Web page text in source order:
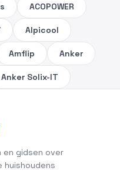
ACOPOWER
Alpicool
Amflip Anker
Anker Solix-IT
gidsen over
huishoudens